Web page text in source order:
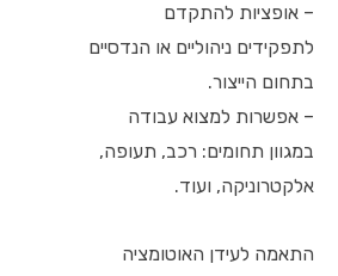
– אופציות להתקדם
לתפקידים ניהוליים או הנדסיים
בתחום הייצור.
– אפשרות למצוא עבודה
במגוון תחומים: רכב, תעופה,
אלקטרוניקה, ועוד.
התאמה לעידן האוטומציה